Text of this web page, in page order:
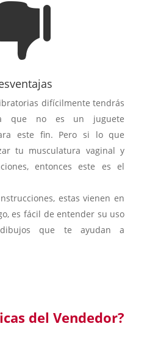
difícilmente tendrás
que no es un juguete
este fin. Pero si lo que
tu musculatura vaginal y
entonces este es el
estas vienen en
es fácil de entender su uso
que te ayudan a
del Vendedor?